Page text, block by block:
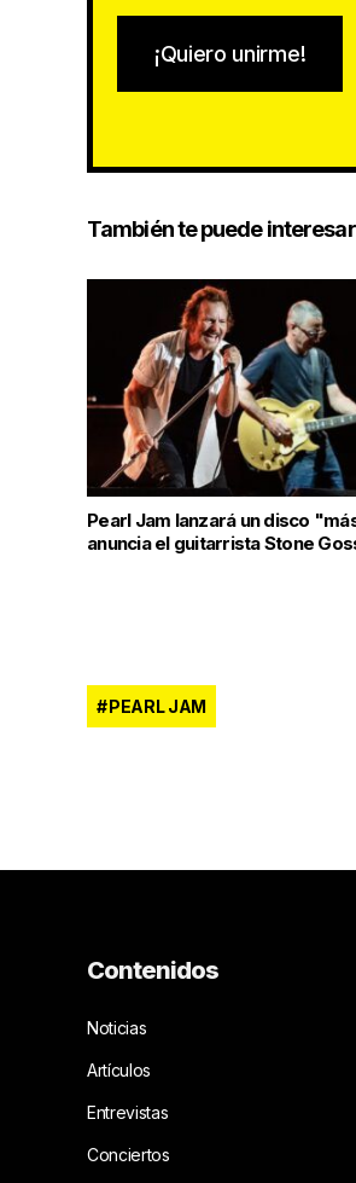
¡Quiero unirme!
También te puede interesar
Pearl Jam lanzará un disco
anuncia el guitarrista Stone
PEARL JAM
Contenidos
Noticias
Artículos
Entrevistas
Conciertos